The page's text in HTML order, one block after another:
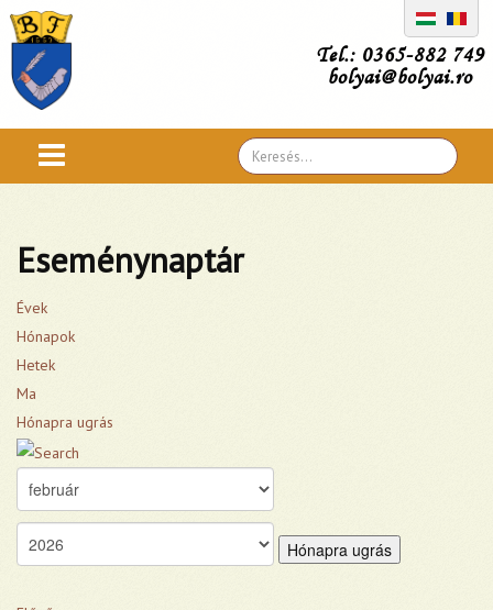
Tel.: 0365-882 749
bolyai@bolyai.ro
Search
...
Eseménynaptár
Évek
Hónapok
Hetek
Ma
Hónapra ugrás
Hónapra ugrás